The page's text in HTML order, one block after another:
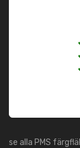
se alla PMS